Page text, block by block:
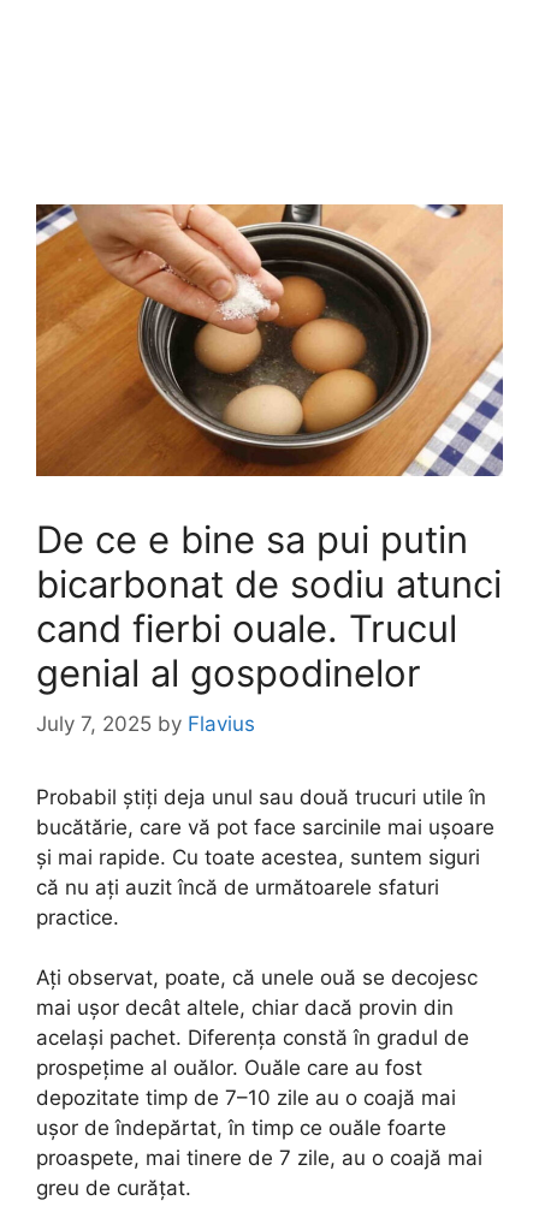
De ce e bine sa pui putin
bicarbonat de sodiu atunci
cand fierbi ouale. Trucul
genial al gospodinelor
July 7, 2025 by Flavius
Probabil știți deja unul sau două trucuri utile în
bucătărie, care vă pot face sarcinile mai ușoare
și mai rapide. Cu toate acestea, suntem siguri
că nu ați auzit încă de următoarele sfaturi
practice.
Ați observat, poate, că unele ouă se decojesc
mai ușor decât altele, chiar dacă provin din
același pachet. Diferența constă în gradul de
prospețime al ouălor. Ouăle care au fost
depozitate timp de 7–10 zile au o coajă mai
ușor de îndepărtat, în timp ce ouăle foarte
proaspete, mai tinere de 7 zile, au o coajă mai
greu de curățat.